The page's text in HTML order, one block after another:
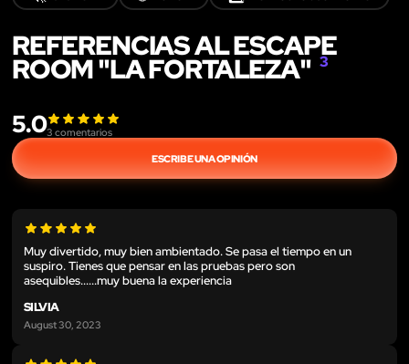
REFERENCIAS AL ESCAPE
ROOM "LA FORTALEZA"3
5.03 comentarios
ESCRIBE UNA OPINIÓN
Muy divertido, muy bien ambientado. Se pasa el tiempo en un
suspiro. Tienes que pensar en las pruebas pero son
asequibles......muy buena la experiencia
SILVIA
August 30, 2023